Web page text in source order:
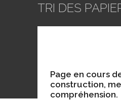
TRI DES
Page en cours
construction,
compréhension.